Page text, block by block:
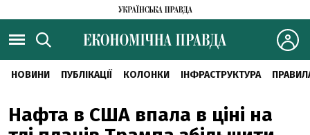
НОВИНИ ПУБЛІКАЦІЇ КОЛОНКИ ІНФРАСТРУКТУРА
Нафта в США впала в ціні на